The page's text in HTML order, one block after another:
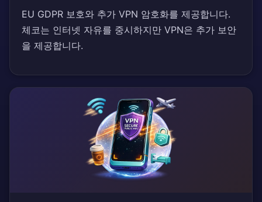
EU GDPR 보호와 추가 VPN 암호화를 제공합니다.
체코는 인터넷 자유를 중시하지만 VPN은 추가 보안
을 제공합니다.